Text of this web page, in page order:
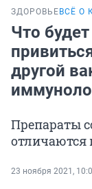
ЗДОРОВЬЕ ВСЁ О
Что
другой
Препараты
отличаются
23 ноября 2021,